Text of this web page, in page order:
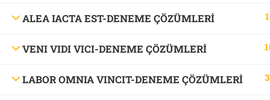
ALEA IACTA EST-DENEME ÇÖZÜMLERİ
VENI VIDI VICI-DENEME ÇÖZÜMLERİ
LABOR OMNIA VINCIT-DENEME ÇÖZÜMLERİ